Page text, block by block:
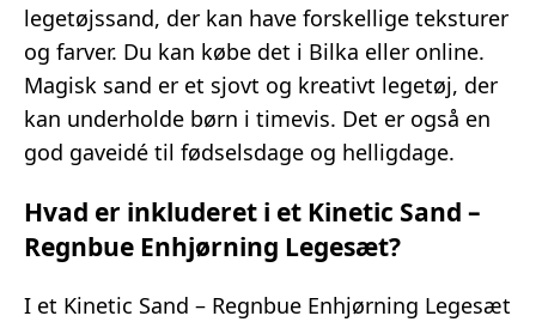
legetøjssand, der kan have forskellige teksturer
og farver. Du kan købe det i Bilka eller online.
Magisk sand er et sjovt og kreativt legetøj, der
kan underholde børn i timevis. Det er også en
god gaveidé til fødselsdage og helligdage.
Hvad er inkluderet i et Kinetic Sand –
Regnbue Enhjørning Legesæt?
I et Kinetic Sand – Regnbue Enhjørning Legesæt